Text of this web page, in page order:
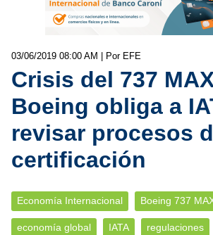
03/06/2019 08:00 AM | Por EFE
Crisis del 737
Boeing obliga a
revisar procesos
certificación
Economía Internacional Boeing 737
economía global IATA regulaciones